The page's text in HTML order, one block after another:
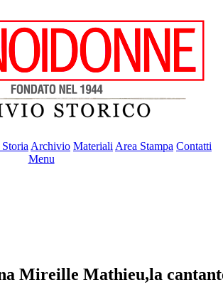
Archivio Materiali Area Stampa Contatti
Menu
Mireille Mathieu,la